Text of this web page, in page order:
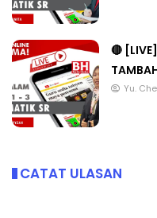
🔴
Yu.
CATAT ULASAN